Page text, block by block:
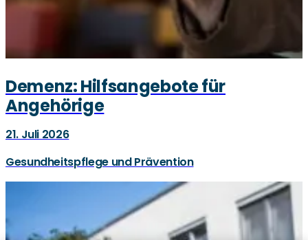
Demenz: Hilfsangebote für
Angehörige
21. Juli 2026
Gesundheitspflege und Prävention